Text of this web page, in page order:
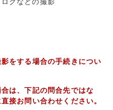
グなどの撮影
をする場合の手続きについ
は、下記の問合先ではな
接お問い合わせください。